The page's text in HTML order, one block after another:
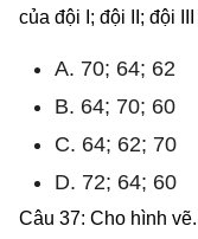
của đội I; đội II; đội
A. 70; 64; 62
B. 64; 70; 60
C. 64; 62; 70
D. 72; 64; 60
Câu 37: Cho hình